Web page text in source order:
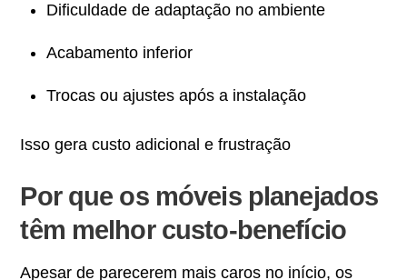
Dificuldade de adaptação no ambiente
Acabamento inferior
Trocas ou ajustes após a instalação
Isso gera custo adicional e frustração
Por que os móveis planejados
têm melhor custo-benefício
Apesar de parecerem mais caros no início, os